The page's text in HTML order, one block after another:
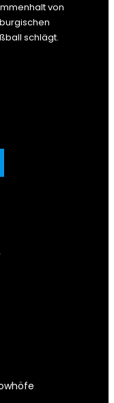
von
schlägt.